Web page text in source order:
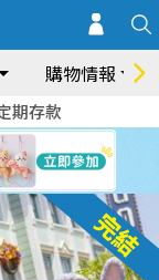
購物情報
期存款